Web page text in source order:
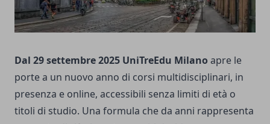
Dal 29 settembre 2025 UniTreEdu Milano apre le
porte a un nuovo anno di corsi multidisciplinari, in
presenza e online, accessibili senza limiti di età o
titoli di studio. Una formula che da anni rappresenta